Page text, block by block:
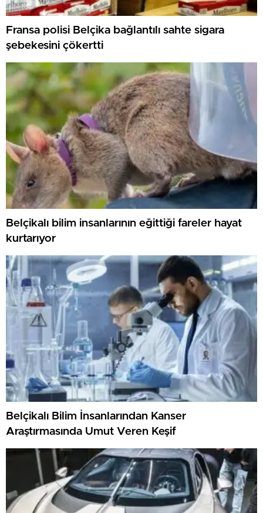
Fransa polisi Belçika bağlantılı sahte sigara
şebekesini çökertti
Belçikalı bilim insanlarının eğittiği fareler hayat
kurtarıyor
Belçikalı Bilim İnsanlarından Kanser
Araştırmasında Umut Veren Keşif